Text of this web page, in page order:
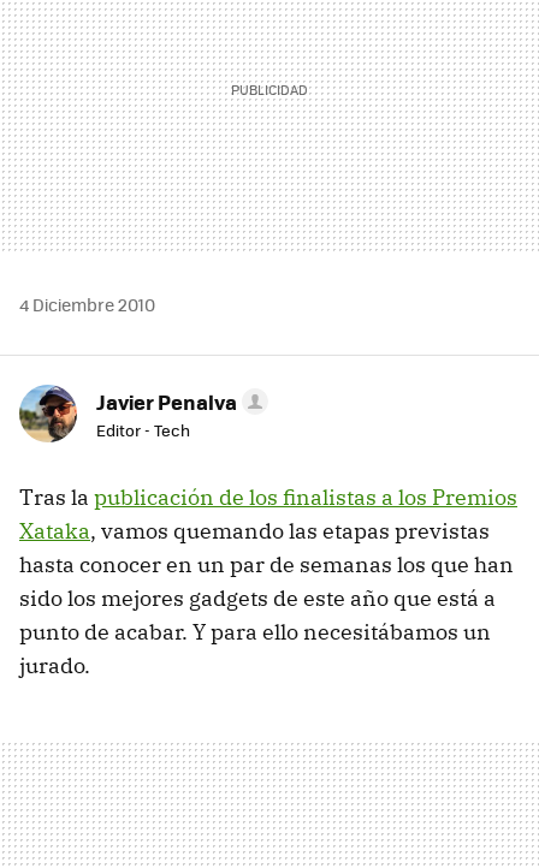
4 Diciembre 2010
Javier Penalva
Editor - Tech
Tras la publicación de los finalistas a los Premios
Xataka, vamos quemando las etapas previstas
hasta conocer en un par de semanas los que han
sido los mejores gadgets de este año que está a
punto de acabar. Y para ello necesitábamos un
jurado.